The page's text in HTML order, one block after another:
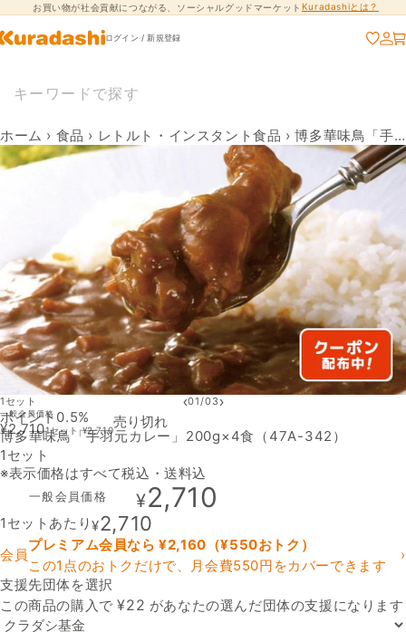
コンテンツに進
む
お買い物が社会貢献につながる、ソーシャルグッドマーケット Kuradashiとは？
ログイン / 新規登録
ホーム › 食品 › レトルト・インスタント食品 › 博多華味鳥「手羽元カレー」200g×4食（47A-342）
1セット ‹01/03›
ポイント0.5%
博多華味鳥「手羽元カレー」200g×4食（47A-342）
1セット
※表示価格はすべて税込・送料込
一般会員価格 ¥2,710
1セットあたり¥2,710
会員
プレミアム会員なら ¥2,160 （¥550おトク）
この1点のおトクだけで、月会費550円をカバーできます
›
支援先団体を選択
この商品の購入で¥22 があなたの選んだ団体の支援になります
支援先団体
一般会員価格
¥2,7101セット ¥2,710
売り切れ